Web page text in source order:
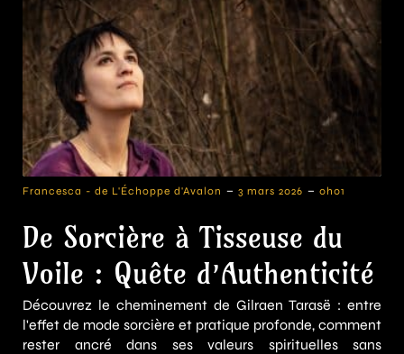
Francesca - de L'Échoppe d'Avalon - 3 mars 2026 - 0h01
De Sorcière à Tisseuse du
Voile : Quête d’Authenticité
Découvrez le cheminement de Gilraen Tarasë : entre
l'effet de mode sorcière et pratique profonde, comment
rester ancré dans ses valeurs spirituelles sans